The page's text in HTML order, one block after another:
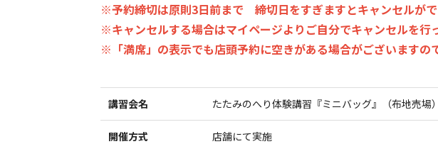
※予約締切は原則3日前まで 締切日をすぎますとキャンセルがで
※キャンセルする場合はマイページよりご自分でキャンセルを行
※「満席」の表示でも店頭予約に空きがある場合がございますの
講習会名 たたみのへり体験講習『ミニバッグ』（布地売場）
開催方式 店舗にて実施